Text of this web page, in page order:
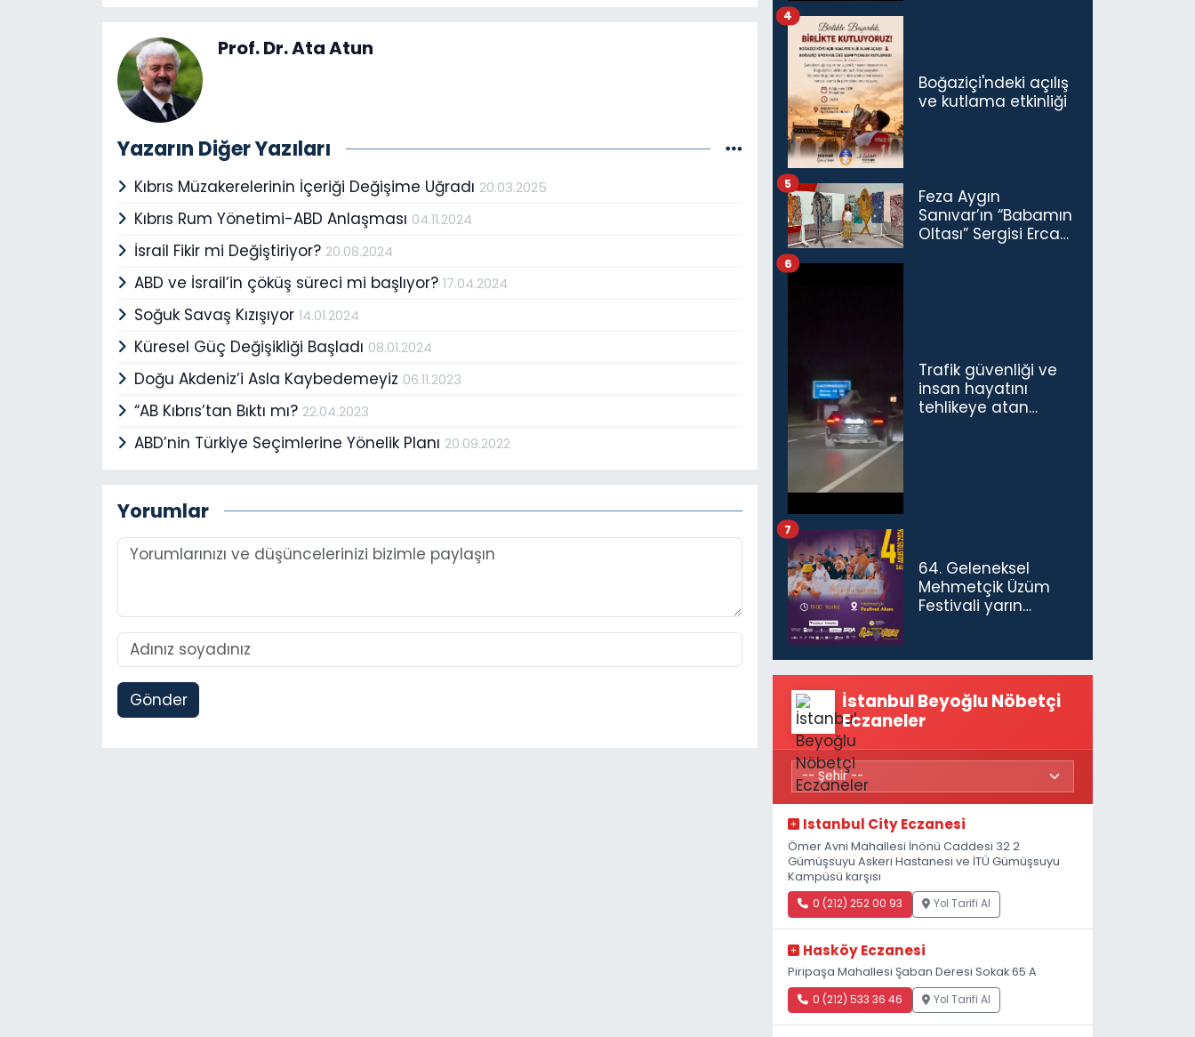
Prof. Dr. Ata Atun
Yazarın Diğer Yazıları
Kıbrıs Müzakerelerinin İçeriği Değişime Uğradı 20.03.2025
Kıbrıs Rum Yönetimi-ABD Anlaşması 04.11.2024
İsrail Fikir mi Değiştiriyor? 20.08.2024
ABD ve İsrail’in çöküş süreci mi başlıyor?17.04.2024
Soğuk Savaş Kızışıyor14.01.2024
Küresel Güç Değişikliği Başladı 08.01.2024
Doğu Akdeniz’i Asla Kaybedemeyiz 06.11.2023
“AB Kıbrıs’tan Bıktı mı? 22.04.2023
ABD’nin Türkiye Seçimlerine Yönelik Planı 20.09.2022
Yorumlar
Gönder
Boğaziçi'ndeki açılış
ve kutlama etkinliği
4
Feza Aygın
Sanıvar’ın “Babamın
Oltası” Sergisi Ercan
5
Trafik güvenliği ve
insan hayatını
tehlikeye atan
6
64. Geleneksel
Mehmetçik Üzüm
Festivali yarın
7
İstanbul Beyoğlu Nöbetçi
Eczaneler
Istanbul City Eczanesi
Ömer Avni Mahallesi İnönü Caddesi 32 2
Gümüşsuyu Askeri Hastanesi ve İTÜ Gümüşsuyu
Kampüsü karşısı
0 (212) 252 00 93 Yol Tarifi Al
Hasköy Eczanesi
Piripaşa Mahallesi Şaban Deresi Sokak 65 A
0 (212) 533 36 46 Yol Tarifi Al